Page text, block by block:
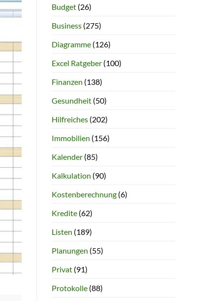
Budget(26)
Business(275)
Diagramme(126)
Excel Ratgeber(100)
Finanzen (138)
Gesundheit(50)
Hilfreiches(202)
Immobilien (156)
Kalender(85)
Kalkulation (90)
Kostenberechnung(6)
Kredite(62)
Listen (189)
Planungen (55)
Privat(91)
Protokolle(88)